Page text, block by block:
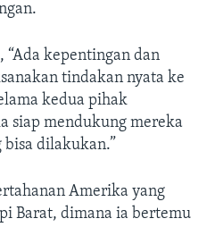
“Ada kepentingan dan
tindakan nyata ke
kedua pihak
siap mendukung mereka
bisa dilakukan.”
Amerika yang
Barat, dimana ia bertemu